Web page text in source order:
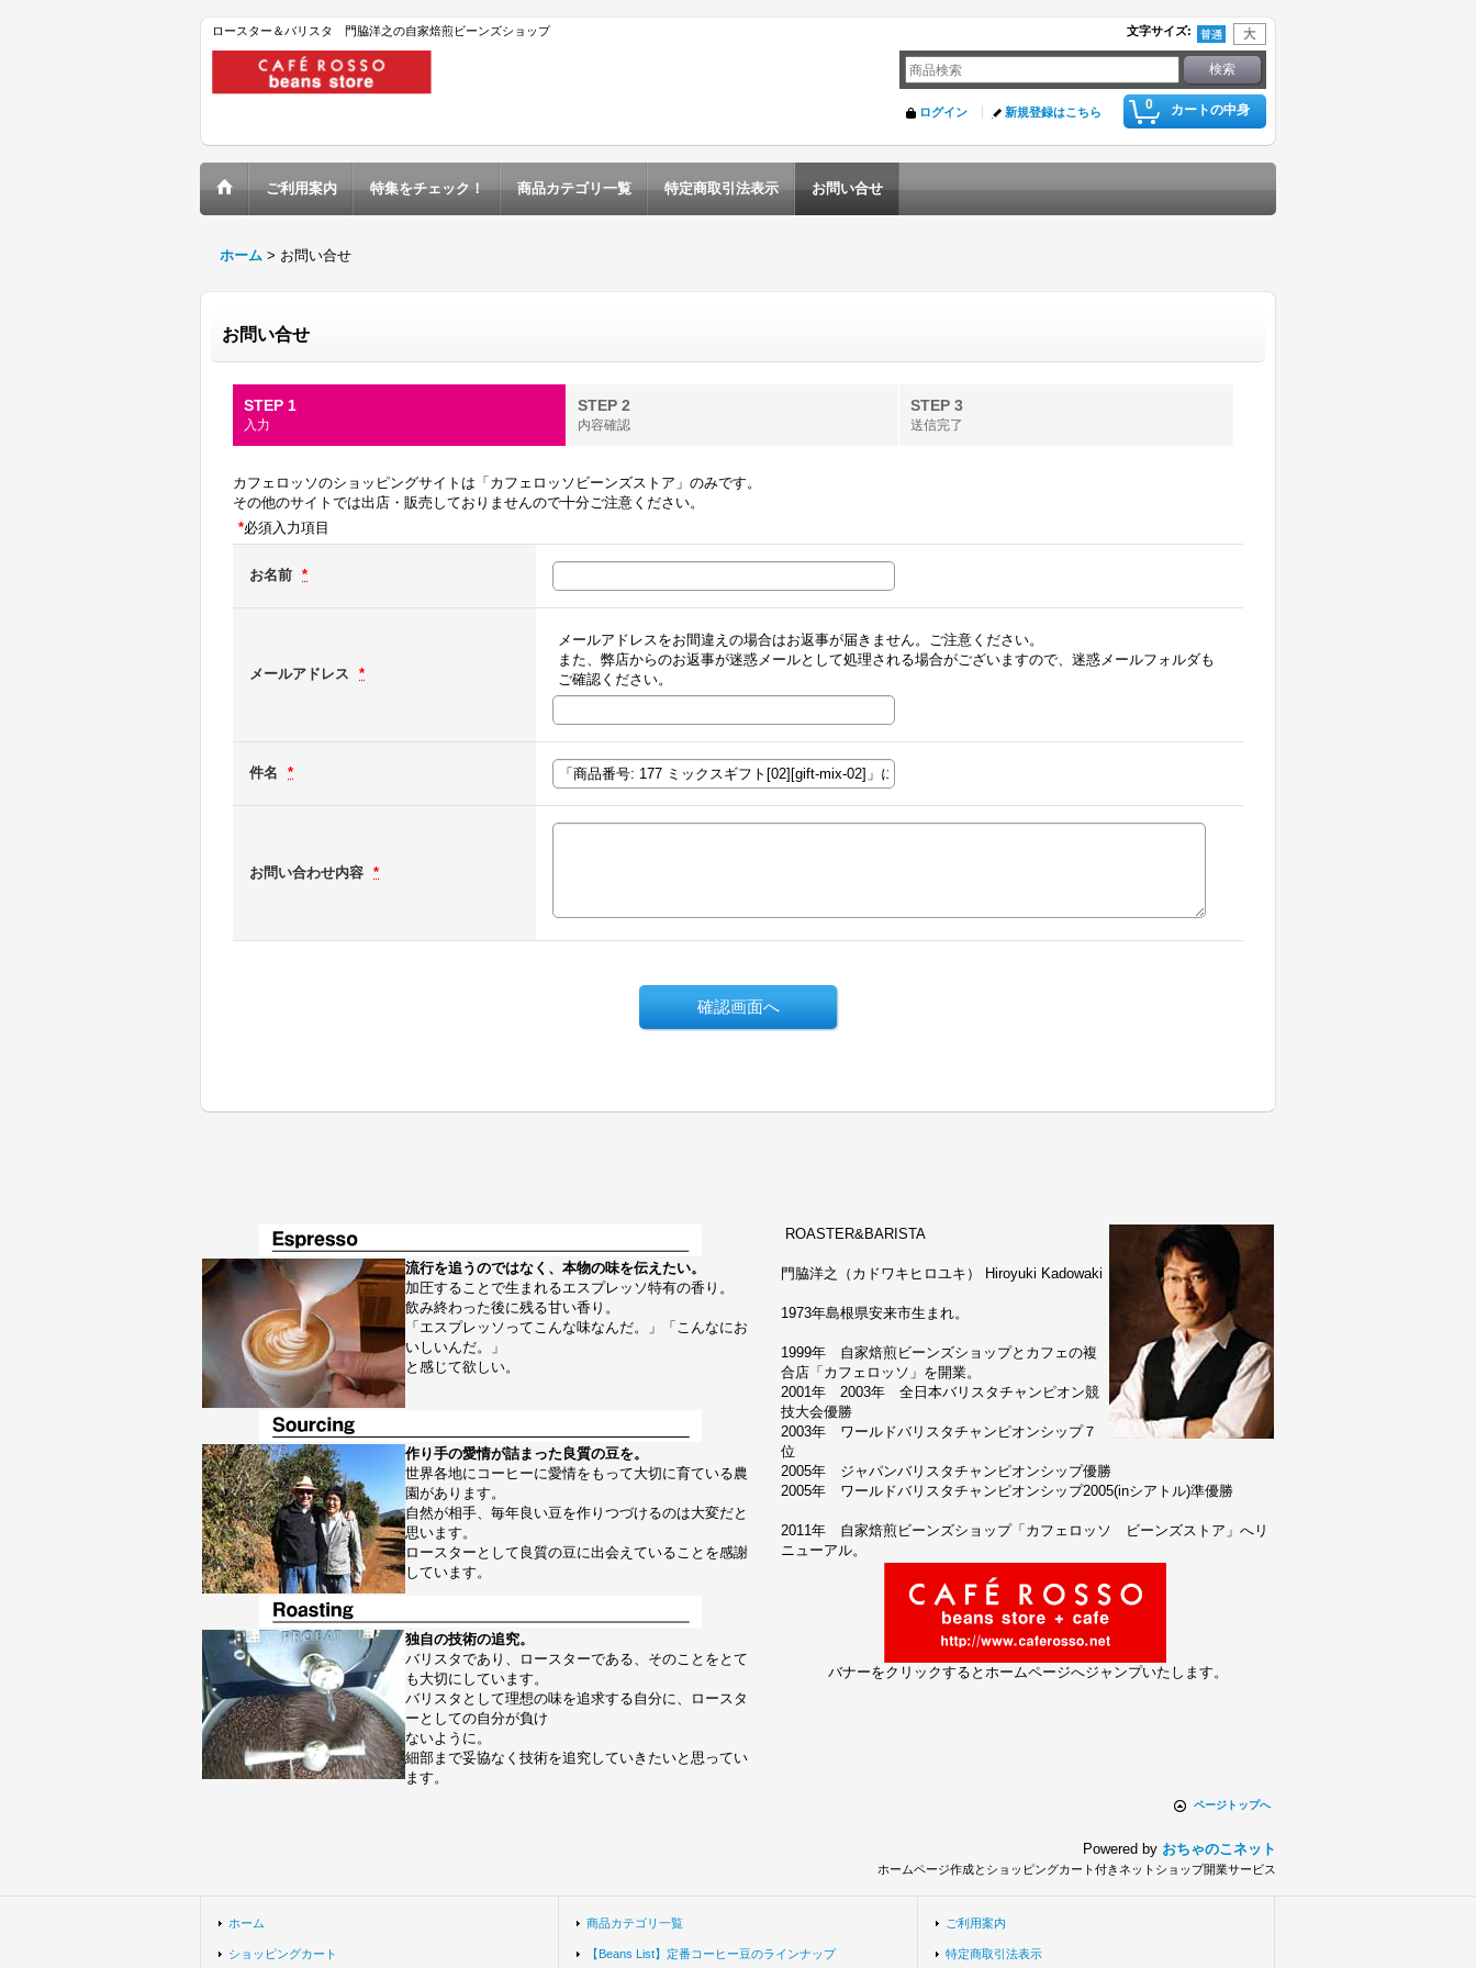
ロースター＆バリスタ 門脇洋之の自家焙煎ビーンズショップ 文字サイズ:
0 カートの中身
ログイン 新規登録はこちら
ご利用案内 特集をチェック！ 商品カテゴリ一覧 特定商取引法表示 お問い合せ
ホーム > お問い合せ
お問い合せ
STEP 1
入力
STEP 2
内容確認
STEP 3
送信完了
カフェロッソのショッピングサイトは「カフェロッソビーンズストア」のみです。
その他のサイトでは出店・販売しておりませんので十分ご注意ください。
*必須入力項目
お名前 *
メールアドレス *
メールアドレスをお間違えの場合はお返事が届きません。ご注意ください。
また、弊店からのお返事が迷惑メールとして処理される場合がございますので、迷惑メールフォルダも
ご確認ください。
件名 *
お問い合わせ内容 *
流行を追うのではなく、本物の味を伝えたい。
加圧することで生まれるエスプレッソ特有の香り。
飲み終わった後に残る甘い香り。
「エスプレッソってこんな味なんだ。」「こんなにお
いしいんだ。」
と感じて欲しい。
作り手の愛情が詰まった良質の豆を。
世界各地にコーヒーに愛情をもって大切に育ている農
園があります。
自然が相手、毎年良い豆を作りつづけるのは大変だと
思います。
ロースターとして良質の豆に出会えていることを感謝
しています。
独自の技術の追究。
バリスタであり、ロースターである、そのことをとて
も大切にしています。
バリスタとして理想の味を追求する自分に、ロースタ
ーとしての自分が負け
ないように。
細部まで妥協なく技術を追究していきたいと思ってい
ます。
ROASTER&BARISTA
門脇洋之（カドワキヒロユキ） Hiroyuki Kadowaki
1973年島根県安来市生まれ。
1999年 自家焙煎ビーンズショップとカフェの複
合店「カフェロッソ」を開業。
2001年 2003年 全日本バリスタチャンピオン競
技大会優勝
2003年 ワールドバリスタチャンピオンシップ７
位
2005年 ジャパンバリスタチャンピオンシップ優勝
2005年 ワールドバリスタチャンピオンシップ2005(inシアトル)準優勝
2011年 自家焙煎ビーンズショップ「カフェロッソ ビーンズストア」へリ
ニューアル。
バナーをクリックするとホームページへジャンプいたします。
ページトップへ
Powered by おちゃのこネット
ホームページ作成とショッピングカート付きネットショップ開業サービス
ホーム
ショッピングカート
商品カテゴリ一覧
【Beans List】定番コーヒー豆のラインナップ
ご利用案内
特定商取引法表示